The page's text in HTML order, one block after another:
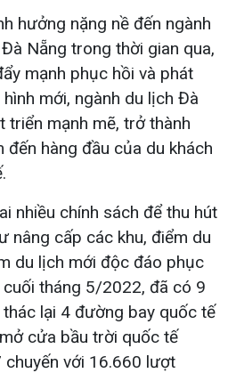
hưởng nặng nề đến ngành
Nẵng trong thời gian qua,
mạnh phục hồi và phát
mới, ngành du lịch Đà
triển mạnh mẽ, trở thành
hàng đầu của du khách
nhiều chính sách để thu hút
nâng cấp các khu, điểm du
du lịch mới độc đáo phục
tháng 5/2022, đã có 9
lại 4 đường bay quốc tế
cửa bầu trời quốc tế
với 16.660 lượt